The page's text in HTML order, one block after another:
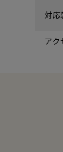
対応
アク